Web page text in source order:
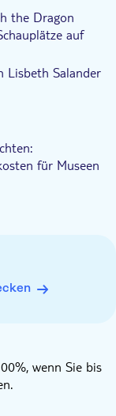
Zeit für
und
halten.
the Dragon
auf
Lisbeth Salander
und
an Stieg
Fans,
für Museen
Bitte kleiden Sie
Regenjacke für
wenn Sie bis